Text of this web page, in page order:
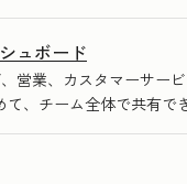
ュボード
営業、カスタマーサー
て、チーム全体で共有で